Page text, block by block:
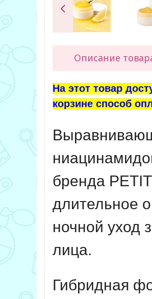
Описание
На этот товар
корзине способ
бренда
длительное
ночной уход
лица.
Гибридная